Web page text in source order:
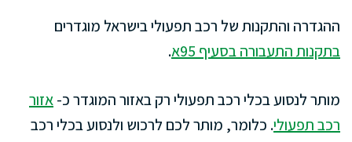
ההגדרה והתקנות של רכב תפעולי בישראל מוגדרים
בתקנות התעבורה בסעיף 95א
.
מותר לנסוע בכלי רכב תפעולי רק באזור המוגדר כ-אזור
רכב תפעולי. כלומר, מותר לכם לרכוש ולנסוע בכלי רכב